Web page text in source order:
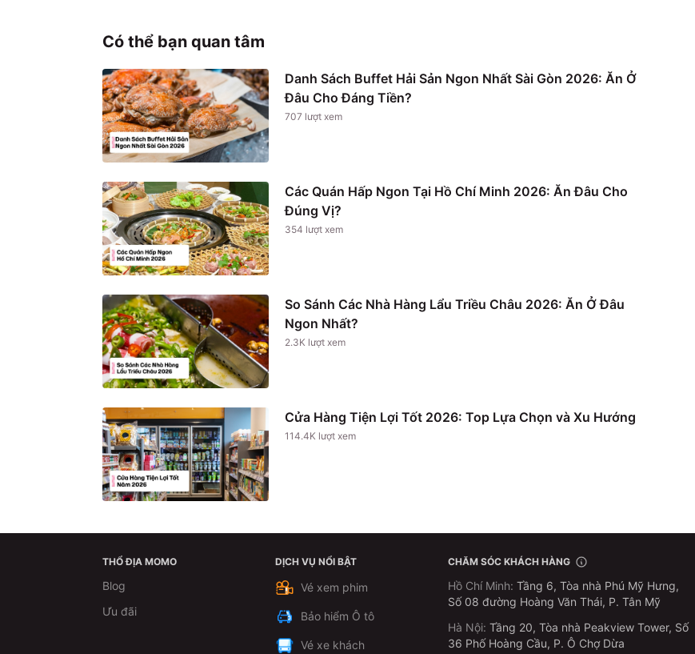
Có thể bạn quan tâm
Danh Sách Buffet Hải Sản Ngon Nhất Sài Gòn 2026: Ăn Ở
Đâu Cho Đáng Tiền?
707 lượt xem
Các Quán Hấp Ngon Tại Hồ Chí Minh 2026: Ăn Đâu Cho
Đúng Vị?
354 lượt xem
So Sánh Các Nhà Hàng Lẩu Triều Châu 2026: Ăn Ở Đâu
Ngon Nhất?
2.3K lượt xem
Cửa Hàng Tiện Lợi Tốt 2026: Top Lựa Chọn và Xu Hướng
114.4K lượt xem
THỔ ĐỊA MOMO
Blog
Ưu đãi
DỊCH VỤ NỔI BẬT
Vé xem phim
Bảo hiểm Ô tô
Vé xe khách
CHĂM SÓC KHÁCH HÀNG
Hồ Chí Minh: Tầng 6, Tòa nhà Phú Mỹ Hưng,
Số 08 đường Hoàng Văn Thái, P. Tân Mỹ
Hà Nội: Tầng 20, Tòa nhà Peakview Tower, Số
36 Phố Hoàng Cầu, P. Ô Chợ Dừa